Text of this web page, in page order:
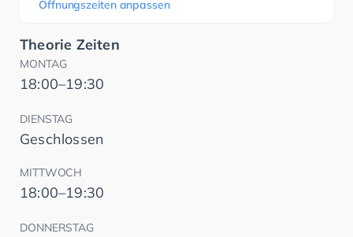
Öffnungszeiten anpassen
Theorie Zeiten
MONTAG
18:00–19:30
DIENSTAG
Geschlossen
MITTWOCH
18:00–19:30
DONNERSTAG